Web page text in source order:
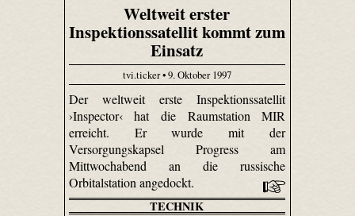
Weltweit erster
Inspektionssatellit kommt zum
Einsatz
tvi.ticker • 9. Oktober 1997
Der weltweit erste Inspektionssatellit
›Inspector‹ hat die Raumstation MIR
erreicht. Er wurde mit der
Versorgungskapsel Progress am
Mittwochabend an die russische
Orbitalstation angedockt.
TECHNIK